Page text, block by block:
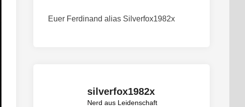
Euer Ferdinand alias Silverfox1982x
silverfox1982x
Nerd aus Leidenschaft